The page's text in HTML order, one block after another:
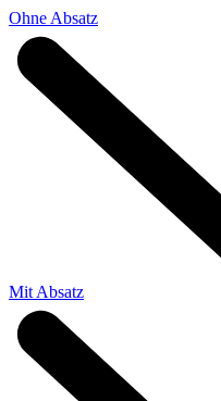
Ohne Absatz
Mit Absatz